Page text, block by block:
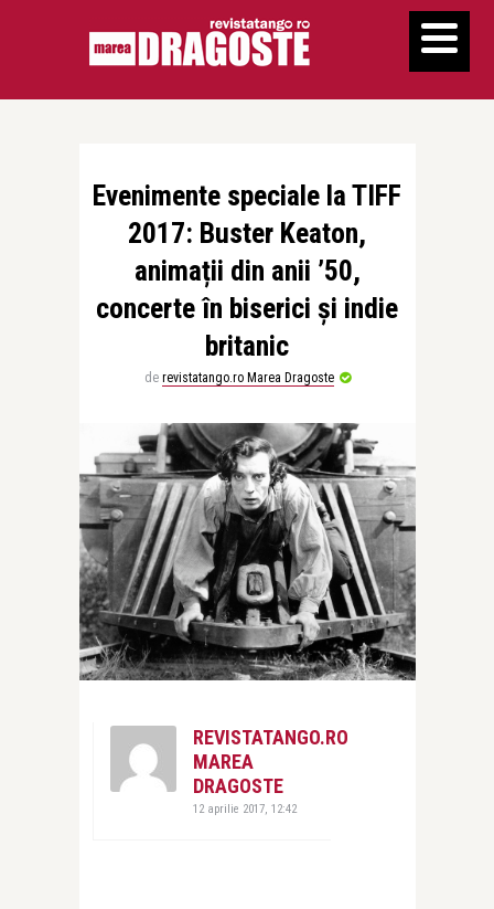
Evenimente speciale la TIFF
2017: Buster Keaton,
animații din anii ’50,
concerte în biserici și indie
britanic
de revistatango.ro Marea Dragoste
REVISTATANGO.RO
MAREA
DRAGOSTE
12 aprilie 2017, 12:42